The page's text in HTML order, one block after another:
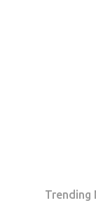
Trending